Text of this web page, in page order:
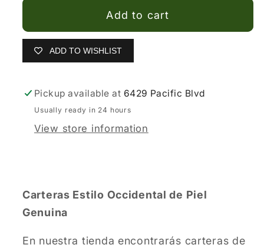
Negro
de
Espuela
color
Negro
de
Espuela
Add to cart
ADD TO WISHLIST
Pickup available at 6429 Pacific Blvd
Usually ready in 24 hours
View store information
Carteras Estilo Occidental de Piel
Genuina
En nuestra tienda encontrarás carteras de